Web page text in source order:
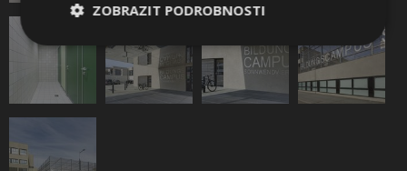
ZOBRAZIT PODROBNOSTI
Nezbytně
nutné
soubory
Výkonové
soubory
Soubory
cílení
Funkční soubory